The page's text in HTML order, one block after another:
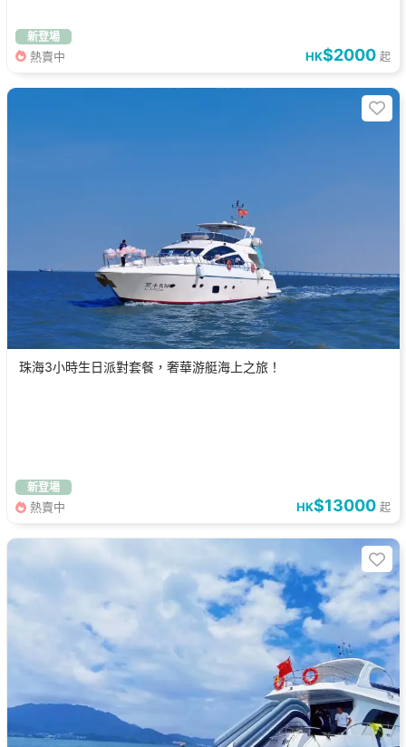
新登場
熱賣中 HK$2000 起
珠海3小時生日派對套餐，奢華游艇海上之旅！
新登場
熱賣中 HK$13000 起